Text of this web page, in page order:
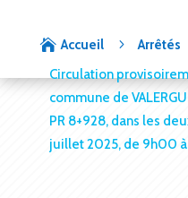
 Accueil 5 Arrêtés
Circulation
commune de
PR 8+928, dans les
juillet 2025, de 9h00